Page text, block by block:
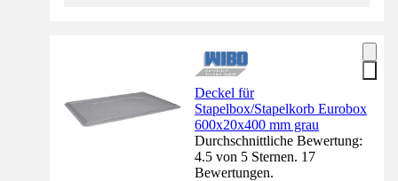
Deckel für
Stapelbox/Stapelkorb Eurobox
600x20x400 mm grau
Durchschnittliche Bewertung:
4.5 von 5 Sternen. 17
Bewertungen.